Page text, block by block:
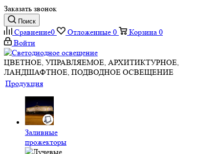
Заказать звонок
Поиск
Сравнение0 Отложенные 0 Корзина 0
Войти
ЦВЕТНОЕ, УПРАВЛЯЕМОЕ, АРХИТИКТУРНОЕ,
ЛАНДШАФТНОЕ, ПОДВОДНОЕ ОСВЕЩЕНИЕ
Продукция
Заливные
прожекторы